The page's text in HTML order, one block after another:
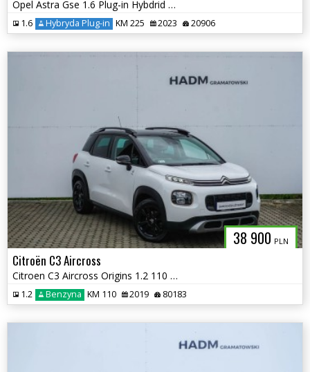
Opel Astra Gse 1.6 Plug-in Hybdrid 225KM
1.6 Hybryda Plug-in KM 225 2023 20906
38 900 PLN
Citroën C3 Aircross
Citroen C3 Aircross Origins 1.2 110 KM
1.2 Benzyna KM 110 2019 80183